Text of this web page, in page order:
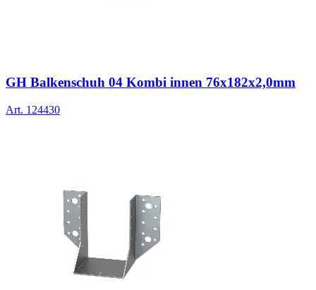
GH Balkenschuh 04 Kombi innen 76x182x2,0mm
Art. 124430